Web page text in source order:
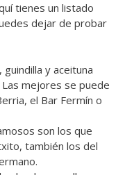
tienes un listado
dejar de probar
guindilla y aceituna
mejores se puede
el Bar Fermín o
son los que
también los del